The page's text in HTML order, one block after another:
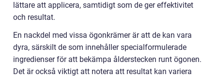
lättare att applicera, samtidigt som de ger effektivitet
och resultat.
En nackdel med vissa ögonkrämer är att de kan vara
dyra, särskilt de som innehåller specialformulerade
ingredienser för att bekämpa ålderstecken runt ögonen.
Det är också viktigt att notera att resultat kan variera